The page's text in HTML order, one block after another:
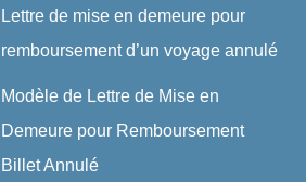
Lettre de mise en demeure pour
remboursement d’un voyage annulé
Modèle de Lettre de Mise en
Demeure pour Remboursement
Billet Annulé